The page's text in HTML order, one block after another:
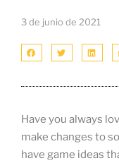
3 de junio de 2021
Have you always
make changes to
have game ideas